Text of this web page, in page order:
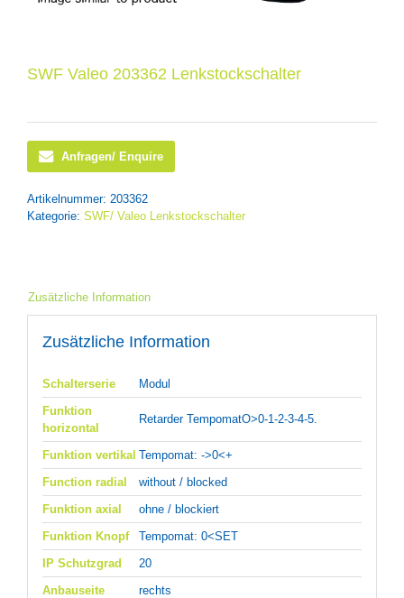
SWF Valeo 203362 Lenkstockschalter
Anfragen/ Enquire
Artikelnummer: 203362
Kategorie: SWF/ Valeo Lenkstockschalter
Zusätzliche Information
Zusätzliche Information
Schalterserie
Modul
Funktion
horizontal
Retarder TempomatO>0-1-2-3-4-5.
Funktion vertikal Tempomat: ->0<+
Function radial
without / blocked
Funktion axial
ohne / blockiert
Funktion Knopf
Tempomat: 0<SET
IP Schutzgrad
20
Anbauseite
rechts